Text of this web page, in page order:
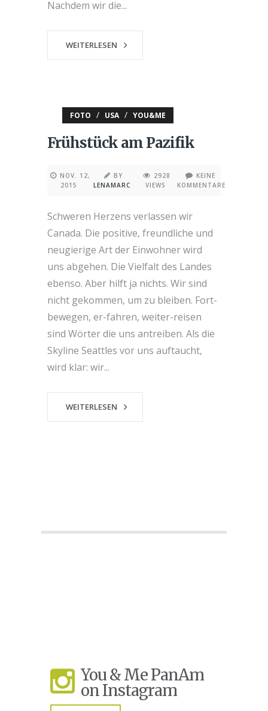
Nachdem wir die...
WEITERLESEN
FOTO / USA / YOU&ME
Frühstück am Pazifik
NOV. 12,
2015
BY
LENAMARC
2928
VIEWS
KEINE
KOMMENTARE
Schweren Herzens verlassen wir
Canada. Die positive, freundliche und
neugierige Art der Einwohner wird
uns abgehen. Die Vielfalt des Landes
ebenso. Aber hilft ja nichts. Wir sind
nicht gekommen, um zu bleiben. Fort-
bewegen, er-fahren, weiter-reisen
sind Wörter die uns antreiben. Als die
Skyline Seattles vor uns auftaucht,
wird klar: wir...
WEITERLESEN
You & Me PanAm
on Instagram